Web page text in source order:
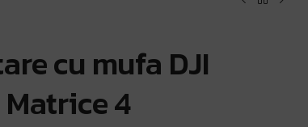
cu mufa DJI
Matrice 4